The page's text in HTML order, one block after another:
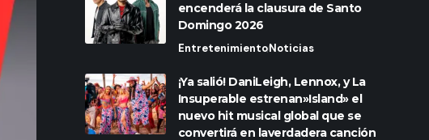
encenderá la clausura de Santo
Domingo 2026
EntretenimientoNoticias
¡Ya salió! DaniLeigh, Lennox, y La
Insuperable estrenan»Island» el
nuevo hit musical global que se
convertirá en laverdadera canción